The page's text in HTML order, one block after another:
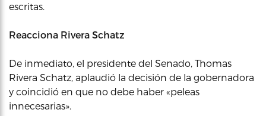
escritas.
Reacciona Rivera Schatz
De inmediato, el presidente del Senado, Thomas
Rivera Schatz, aplaudió la decisión de la gobernadora
y coincidió en que no debe haber «peleas
innecesarias».